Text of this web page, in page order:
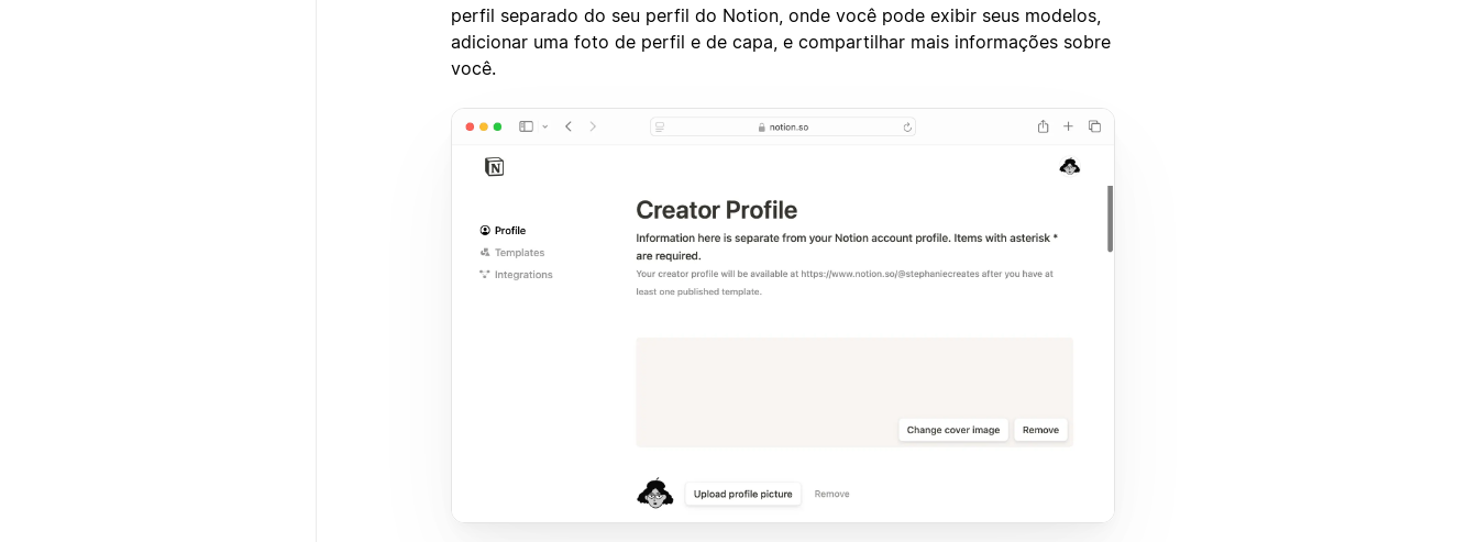
perfil separado do seu perfil do Notion, onde você pode exibir seus modelos,
adicionar uma foto de perfil e de capa, e compartilhar mais informações sobre
você.